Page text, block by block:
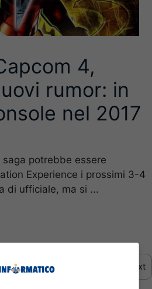
4,
rumor: in
nel 2017
potrebbe essere
Experience i prossimi 3-4
di ufficiale, ma si ...
3 4 Next